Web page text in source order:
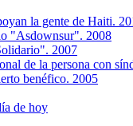
la gente de Haiti.
"Asdownsur". 2008
2007
de la persona con
benéfico. 2005
de hoy